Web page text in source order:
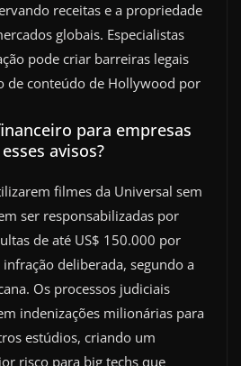
receitas e a propriedade
globais. Especialistas
pode criar barreiras legais
de conteúdo de Hollywood por
para empresas
avisos?
filmes da Universal sem
ser responsabilizadas por
de até US$ 150.000 por
deliberada, segundo a
Os processos judiciais
indenizações milionárias para
estúdios, criando um
risco para big techs que